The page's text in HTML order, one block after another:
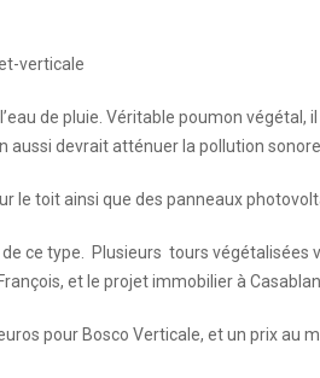
de pluie. Véritable poumon végétal,
aussi devrait atténuer la pollution
le toit ainsi que des panneaux
de ce type. Plusieurs tours végétalisées
et le projet immobilier à
pour Bosco Verticale, et un prix au